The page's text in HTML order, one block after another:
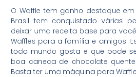
O Waffle tem ganho destaque
Brasil tem conquistado várias
deixar uma receita base para
Waffles para a família e amigos.
todo mundo gosta e que pode
boa caneca de chocolate
Basta ter uma máquina para